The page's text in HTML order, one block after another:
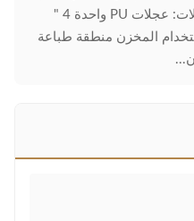
السطح: الزنك مع الايبوكسي عجلات: عجلات PU واحدة 4 "
المخزن منطقة طباعة